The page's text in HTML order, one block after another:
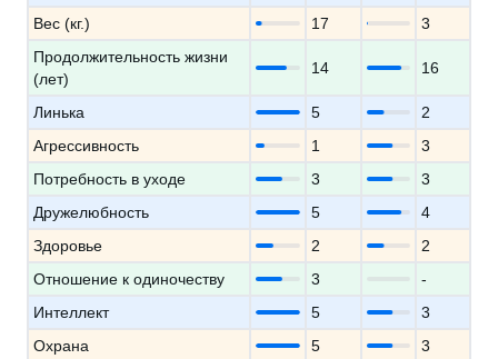
Вес (кг.)
17
3
Продолжительность жизни
(лет)
14 16
Линька 5
2
Агрессивность
1
3
Потребность в уходе
3
3
Дружелюбность
5
4
Здоровье
2
2
Отношение к одиночеству
3
-
Интеллект
5
3
Охрана
5
3